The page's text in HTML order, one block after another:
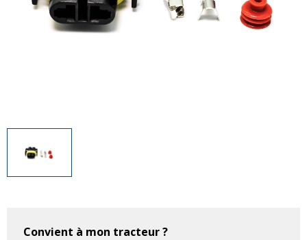
Divers
09 70 24 66 76
Divers
Convient à mon tracteur ?